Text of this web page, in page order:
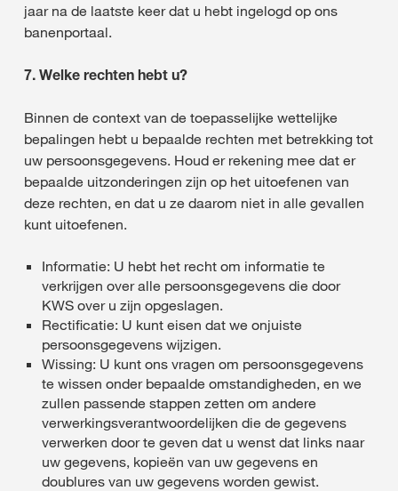
jaar na de laatste keer dat u hebt ingelogd op ons
banenportaal.
7. Welke rechten hebt u?
Binnen de context van de toepasselijke wettelijke
bepalingen hebt u bepaalde rechten met betrekking tot
uw persoonsgegevens. Houd er rekening mee dat er
bepaalde uitzonderingen zijn op het uitoefenen van
deze rechten, en dat u ze daarom niet in alle gevallen
kunt uitoefenen.
Informatie: U hebt het recht om informatie te
verkrijgen over alle persoonsgegevens die door
KWS over u zijn opgeslagen.
Rectificatie: U kunt eisen dat we onjuiste
persoonsgegevens wijzigen.
Wissing: U kunt ons vragen om persoonsgegevens
te wissen onder bepaalde omstandigheden, en we
zullen passende stappen zetten om andere
verwerkingsverantwoordelijken die de gegevens
verwerken door te geven dat u wenst dat links naar
uw gegevens, kopieën van uw gegevens en
doublures van uw gegevens worden gewist.